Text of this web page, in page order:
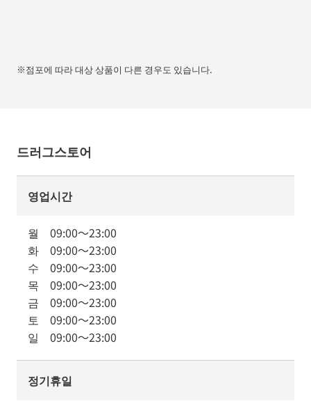
※점포에 따라 대상 상품이 다른 경우도 있습니다.
드러그스토어
영업시간
월 09:00～23:00
화 09:00～23:00
수 09:00～23:00
목 09:00～23:00
금 09:00～23:00
토 09:00～23:00
일 09:00～23:00
정기휴일